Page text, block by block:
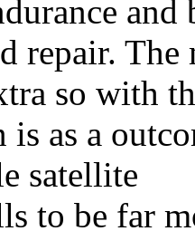
repair.
so with
as a
satellite
to be far